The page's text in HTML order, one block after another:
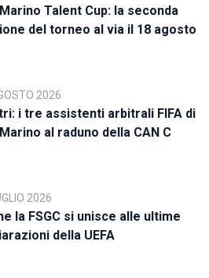
Talent Cup: la seconda
del torneo al via il 18 agosto
2026
i tre assistenti arbitrali FIFA di
al raduno della CAN C
2026
la FSGC si unisce alle ultime
della UEFA